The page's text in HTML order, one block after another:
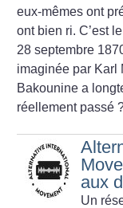
eux-mêmes ont
ont bien ri. C’est
28 septembre
imaginée par Karl
Bakounine a
réellement passé
aux
Un